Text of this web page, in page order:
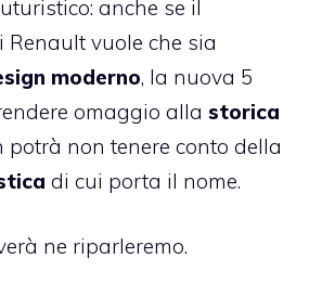
anche se il
vuole che sia
moderno, la nuova 5
omaggio alla storica
potrà non tenere conto della
di cui porta il nome.
ne riparleremo.